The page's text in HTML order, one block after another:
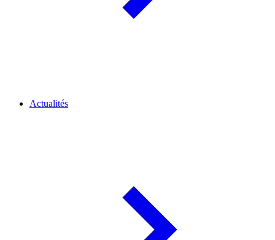
Actualités